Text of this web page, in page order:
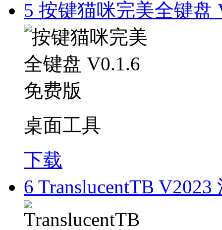
5 按键猫咪完美全键盘
桌面工具
下载
6 TranslucentTB V2023